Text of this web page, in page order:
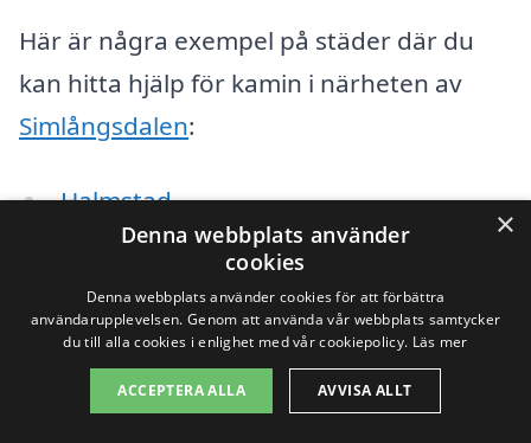
Här är några exempel på städer där du
kan hitta hjälp för kamin i närheten av
Simlångsdalen:
Halmstad
Varberg
Hyltebruk
×
Denna webbplats använder
cookies
Denna webbplats använder cookies för att förbättra
användarupplevelsen. Genom att använda vår webbplats samtycker
du till alla cookies i enlighet med vår cookiepolicy. Läs mer
ACCEPTERA ALLA AVVISA ALLT